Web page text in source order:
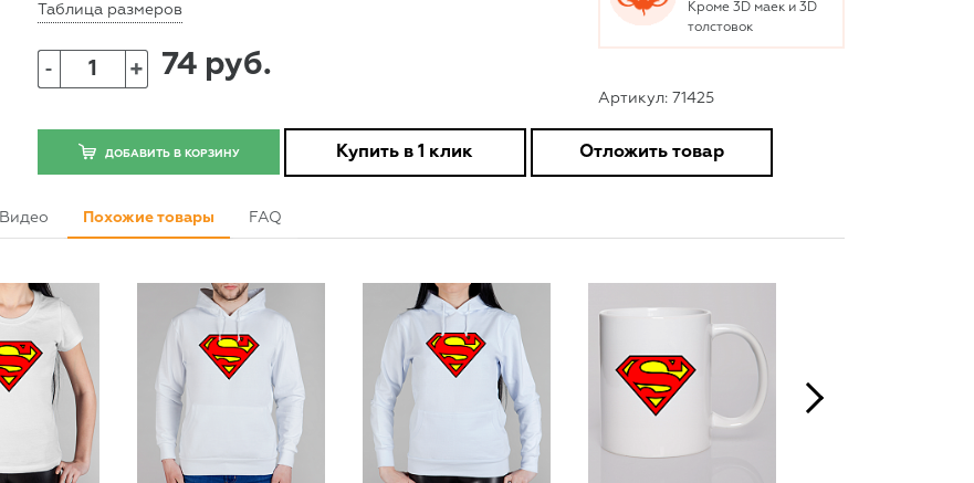
Таблица размеров
- + 74 руб.
Кроме 3D маек и 3D
толстовок
Артикул: 71425
ДОБАВИТЬ В КОРЗИНУ Купить в 1 клик Отложить товар
Видео Похожие товары FAQ